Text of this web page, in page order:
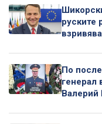
руските
По
генерал